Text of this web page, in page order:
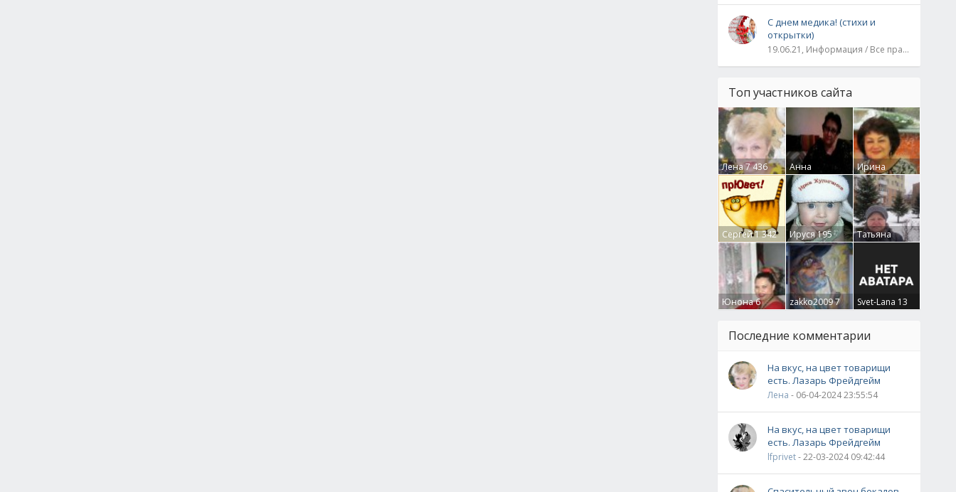
С днем медика! (стихи и
открытки)
19.06.21, Информация / Все праздники
Топ участников сайта
Лена7 436
Анна
Гумлевая0
Ирина
Бруцкая41
Сергей1 342 Ируся195
Татьяна
Крючкова0
Юнона6 zakko20097 Svet-Lana 13
Последние комментарии
На вкус, на цвет товарищи
есть. Лазарь Фрейдгейм
Лена - 06-04-2024 23:55:54
На вкус, на цвет товарищи
есть. Лазарь Фрейдгейм
lfprivet- 22-03-2024 09:42:44